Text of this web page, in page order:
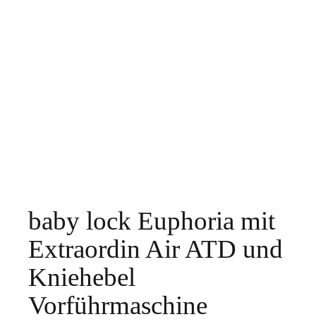
baby lock Euphoria mit
Extraordin Air ATD und
Kniehebel
Vorführmaschine